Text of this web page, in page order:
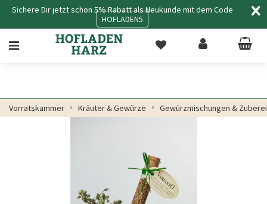
Sichere Dir jetzt schon 5% Rabatt als Neukunde mit dem Code
HOFLADEN5
Vorratskammer Kräuter & Gewürze Gewürzmischungen &